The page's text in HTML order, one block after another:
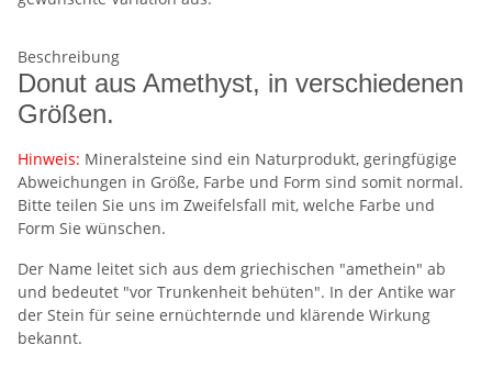
Beschreibung
Donut aus Amethyst, in verschiedenen
Größen.
Hinweis: Mineralsteine sind ein Naturprodukt, geringfügige
Abweichungen in Größe, Farbe und Form sind somit normal.
Bitte teilen Sie uns im Zweifelsfall mit, welche Farbe und
Form Sie wünschen.
Der Name leitet sich aus dem griechischen "amethein" ab
und bedeutet "vor Trunkenheit behüten". In der Antike war
der Stein für seine ernüchternde und klärende Wirkung
bekannt.